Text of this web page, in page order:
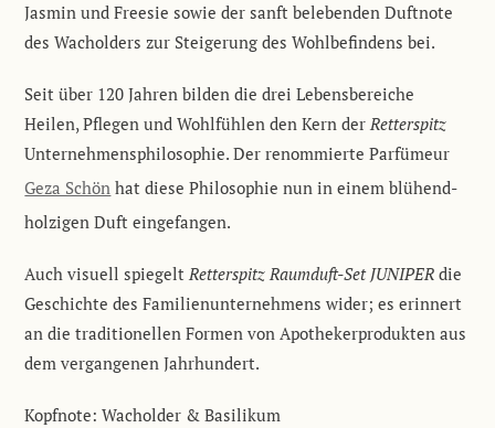
Jasmin und Freesie sowie der sanft belebenden Duftnote
des Wacholders zur Steigerung des Wohlbefindens bei.
Seit über 120 Jahren bilden die drei Lebensbereiche
Heilen, Pflegen und Wohlfühlen den Kern derRetterspitz
Unternehmensphilosophie. Der renommierte Parfümeur
Geza Schön hat diese Philosophie nun in einem blühend-
holzigen Duft eingefangen.
Auch visuell spiegeltRetterspitz Raumduft-Set JUNIPER die
Geschichte des Familienunternehmens wider; es erinnert
an die traditionellen Formen von Apothekerprodukten aus
dem vergangenen Jahrhundert.
Kopfnote: Wacholder & Basilikum